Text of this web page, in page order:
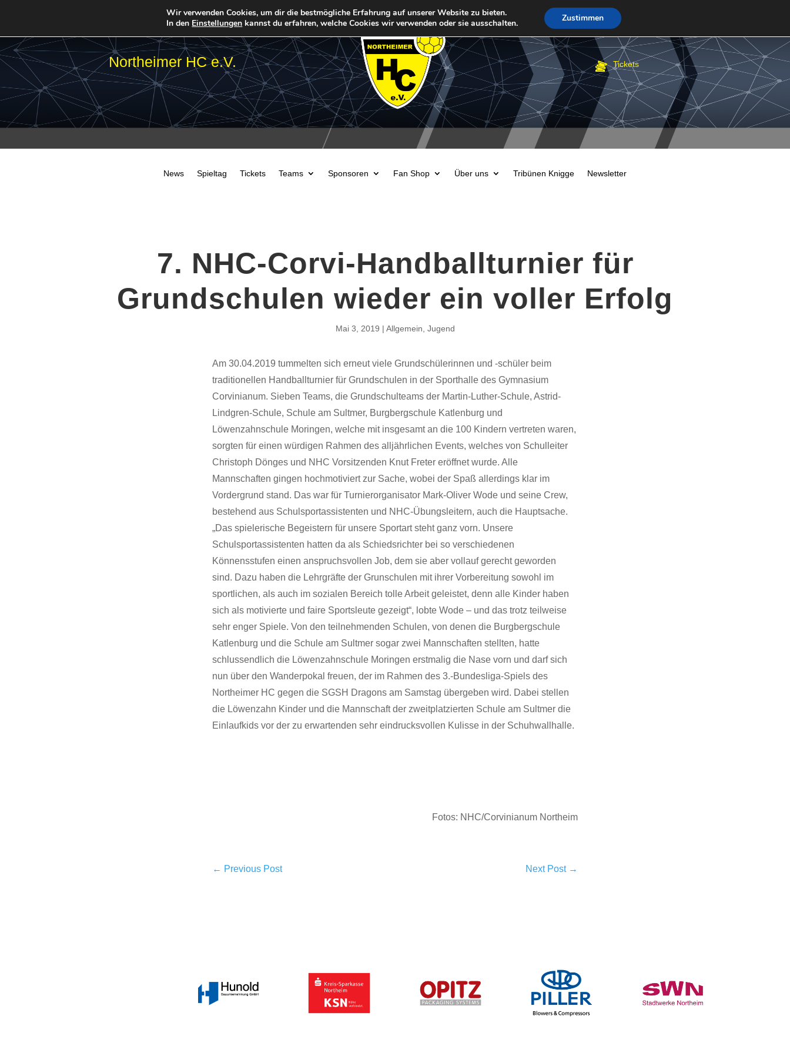
Northeimer HC e.V. Tickets
News Spieltag Tickets Teams Sponsoren Fan Shop Über uns Tribünen Knigge Newsletter
7. NHC-Corvi-Handballturnier für
Grundschulen wieder ein voller Erfolg
Mai 3, 2019 Allgemein Jugend
Am 30.04.2019 tummelten sich erneut viele Grundschülerinnen und -schüler beim
traditionellen Handballturnier für Grundschulen in der Sporthalle des Gymnasium
Corvinianum. Sieben Teams, die Grundschulteams der Martin-Luther-Schule, Astrid-
Lindgren-Schule, Schule am Sultmer, Burgbergschule Katlenburg und
Löwenzahnschule Moringen, welche mit insgesamt an die 100 Kindern vertreten waren,
sorgten für einen würdigen Rahmen des alljährlichen Events, welches von Schulleiter
Christoph Dönges und NHC Vorsitzenden Knut Freter eröffnet wurde. Alle
Mannschaften gingen hochmotiviert zur Sache, wobei der Spaß allerdings klar im
Vordergrund stand. Das war für Turnierorganisator Mark-Oliver Wode und seine Crew,
bestehend aus Schulsportassistenten und NHC-Übungsleitern, auch die Hauptsache.
„Das spielerische Begeistern für unsere Sportart steht ganz vorn. Unsere
Schulsportassistenten hatten da als Schiedsrichter bei so verschiedenen
Könnensstufen einen anspruchsvollen Job, dem sie aber vollauf gerecht geworden
sind. Dazu haben die Lehrgräfte der Grunschulen mit ihrer Vorbereitung sowohl im
sportlichen, als auch im sozialen Bereich tolle Arbeit geleistet, denn alle Kinder haben
sich als motivierte und faire Sportsleute gezeigt“, lobte Wode – und das trotz teilweise
sehr enger Spiele. Von den teilnehmenden Schulen, von denen die Burgbergschule
Katlenburg und die Schule am Sultmer sogar zwei Mannschaften stellten, hatte
schlussendlich die Löwenzahnschule Moringen erstmalig die Nase vorn und darf sich
nun über den Wanderpokal freuen, der im Rahmen des 3.-Bundesliga-Spiels des
Northeimer HC gegen die SGSH Dragons am Samstag übergeben wird. Dabei stellen
die Löwenzahn Kinder und die Mannschaft der zweitplatzierten Schule am Sultmer die
Einlaufkids vor der zu erwartenden sehr eindrucksvollen Kulisse in der Schuhwallhalle.
Fotos: NHC/Corvinianum Northeim
← Previous Post Next Post→
Wir verwenden Cookies, um dir die bestmögliche Erfahrung auf unserer Website zu bieten.
In den Einstellungen kannst du erfahren, welche Cookies wir verwenden oder sie ausschalten. Zustimmen